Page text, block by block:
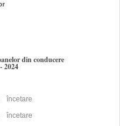
din conducere
2024
încetare
încetare